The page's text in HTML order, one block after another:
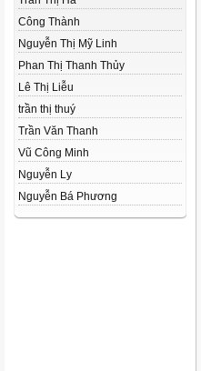
Công Thành
Nguyễn Thị Mỹ Linh
Phan Thị Thanh Thủy
Lê Thị Liễu
trần thị thuý
Trần Văn Thanh
Vũ Công Minh
Nguyễn Ly
Nguyễn Bá Phương